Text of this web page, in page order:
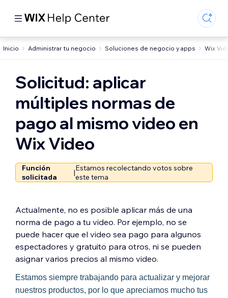
Inicio Administrar tu negocio Soluciones de negocio y apps Wix
Solicitud: aplicar
múltiples normas de
pago al mismo video en
Wix Video
Función
solicitada
|Estamos recolectando votos sobre
este tema
Actualmente, no es posible aplicar más de una
norma de pago a tu video. Por ejemplo, no se
puede hacer que el video sea pago para algunos
espectadores y gratuito para otros, ni se pueden
asignar varios precios al mismo video.
Estamos siempre trabajando para actualizar y mejorar
nuestros productos, por lo que apreciamos mucho tus